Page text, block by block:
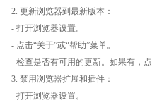
2. 更新浏览器到最新版本：
- 打开浏览器设置。
- 点击“关于”或“帮助”菜单。
- 检查是否有可用的更新。如果有，点
3. 禁用浏览器扩展和插件：
- 打开浏览器设置。